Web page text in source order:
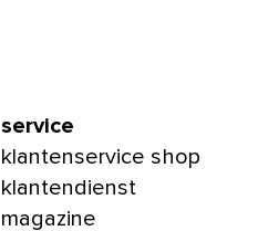
service
klantenservice shop
klantendienst
magazine